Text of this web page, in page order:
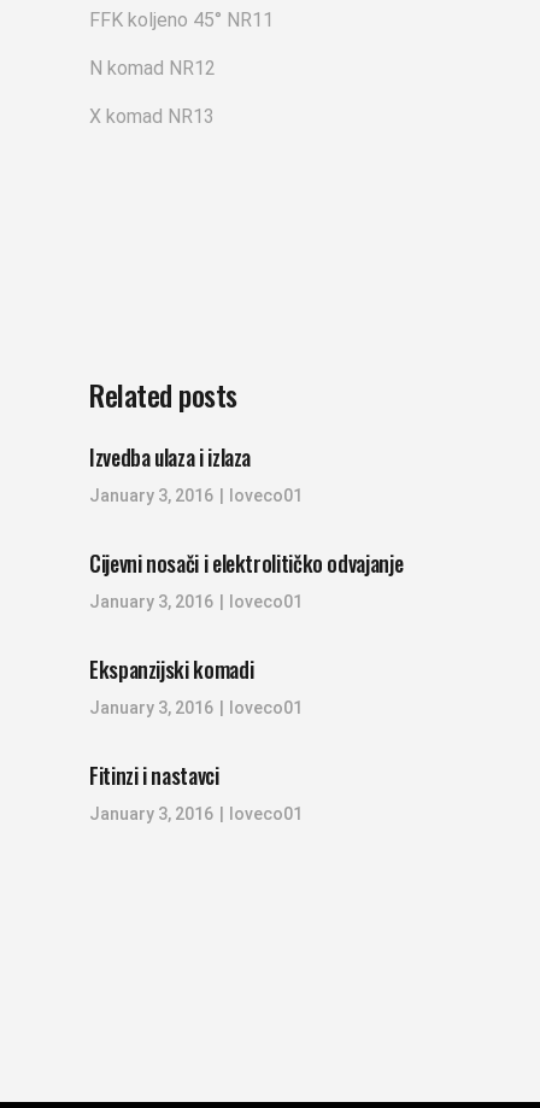
FFK koljeno 45° NR11
N komad NR12
X komad NR13
Related posts
Izvedba ulaza i izlaza
January 3, 2016 loveco01
Cijevni nosači i elektrolitičko odvajanje
January 3, 2016 loveco01
Ekspanzijski komadi
January 3, 2016 loveco01
Fitinzi i nastavci
January 3, 2016 loveco01